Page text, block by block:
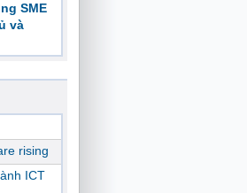
SME
và
rising
ICT